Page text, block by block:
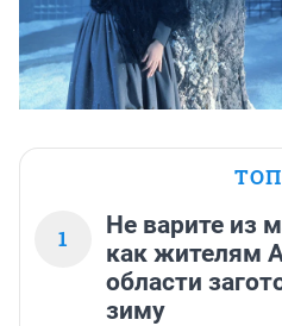
1
Не варите из
как жителям
области
зиму